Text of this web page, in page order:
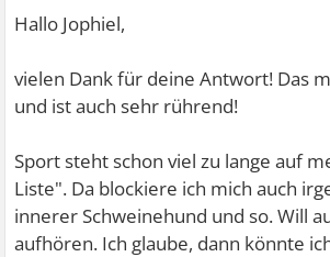
Hallo Jophiel,
vielen Dank für deine Antwort! Das
und ist auch sehr rührend!
Sport steht schon viel zu lange auf
Liste". Da blockiere ich mich auch
innerer Schweinehund und so. Will
aufhören. Ich glaube, dann könnte